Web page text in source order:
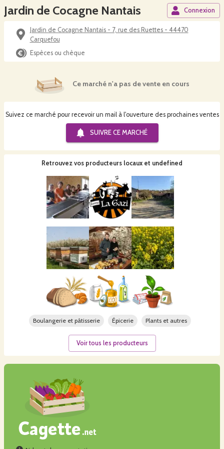
Jardin de Cocagne Nantais Connexion
Jardin de Cocagne Nantais - 7, rue des Ruettes - 44470
Carquefou
Espèces ou chèque
Ce marché n'a pas de vente en cours
Suivez ce marché pour recevoir un mail à l'ouverture des prochaines ventes
SUIVRE CE MARCHÉ
Retrouvez vos producteurs locaux et undefined
Boulangerie et pâtisserie Épicerie Plants et autres
Voir tous les producteurs